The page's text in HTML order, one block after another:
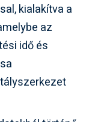
kialakítva a
az
idő és